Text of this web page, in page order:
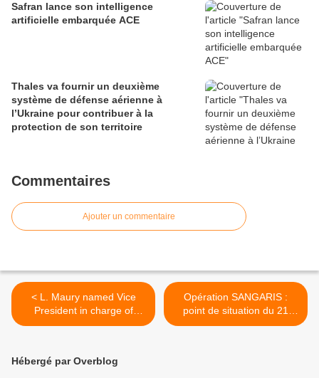
Safran lance son intelligence
artificielle embarquée ACE
Thales va fournir un deuxième
système de défense aérienne à
l’Ukraine pour contribuer à la
protection de son territoire
Commentaires
Ajouter un commentaire
< L. Maury named Vice
President in charge of
Thales's new “Critical
Line
Opération SANGARIS :
point de situation du 21
mars 2014 >
Hébergé par Overblog